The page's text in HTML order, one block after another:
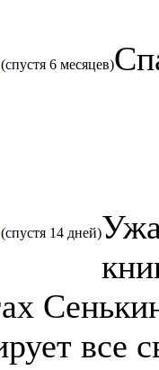
(спустя 6 месяцев)
(спустя 14 дней)
все